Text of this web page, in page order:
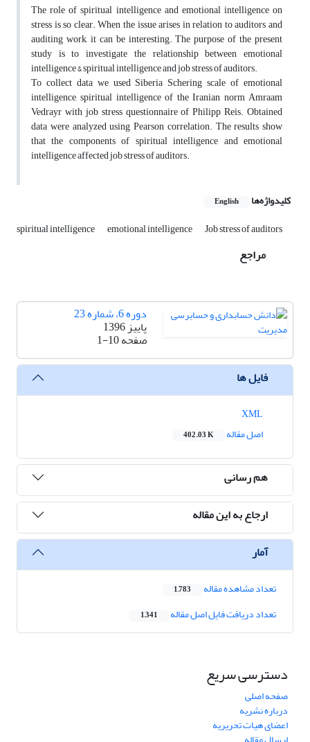
The role of spiritual intelligence and emotional intelligence on
stress is so clear. When the issue arises in relation to auditors and
auditing work, it can be interesting. The purpose of the present
study is to investigate the relationship between emotional
intelligence & spiritual intelligence and job stress of auditors.
To collect data we used Siberia Schering scale of emotional
intelligence, spiritual intelligence of the Iranian norm Amraam
Vedrayr with job stress questionnaire of Philipp Reis. Obtained
data were analyzed using Pearson correlation. The results show
that the components of spiritual intelligence and emotional
intelligence affected job stress of auditors.
کلیدواژه‌ها English
spiritual intelligence emotional intelligence Job stress of auditors
مراجع
دوره 6، شماره 23
پاییز 1396
صفحه1-10
فایل ها
اصل مقاله
402.03 K
هم رسانی
ارجاع به این مقاله
آمار
تعداد مشاهده مقاله 1,783
تعداد دریافت فایل اصل مقاله 1,341
دسترسی سریع
صفحه اصلی
درباره نشریه
اعضای هیات تحریریه